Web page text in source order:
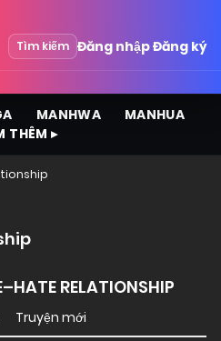
Tìm kiếm Đăng nhậpĐăng ký
MANHWA
MANHUA
THÊM ▸
RELATIONSHIP
Truyện mới